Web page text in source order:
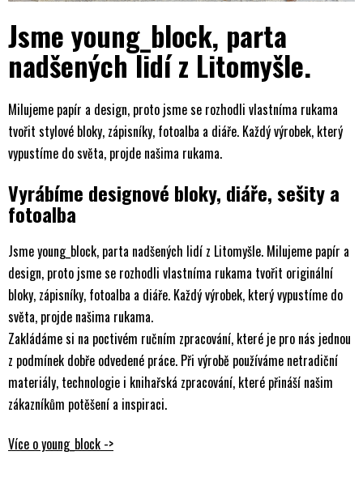
Jsme young_block, parta
nadšených lidí z Litomyšle.
Milujeme papír a design, proto jsme se rozhodli vlastníma rukama
tvořit stylové bloky, zápisníky, fotoalba a diáře. Každý výrobek, který
vypustíme dosvěta, projde našima rukama.
Vyrábíme designové bloky, diáře, sešity a
fotoalba
Jsme young_block, parta nadšených lidí z Litomyšle. Milujeme papír a
design, proto jsme se rozhodli vlastníma rukama tvořit originální
bloky, zápisníky, fotoalba a diáře. Každý výrobek, který vypustíme do
světa, projde našima rukama.
Zakládáme si na poctivém ručním zpracování, které je pro nás jednou
z podmínek dobře odvedené práce. Při výrobě používáme netradiční
materiály, technologie i knihařská zpracování, které přináší našim
zákazníkům potěšení a inspiraci.
Více o young_block ->